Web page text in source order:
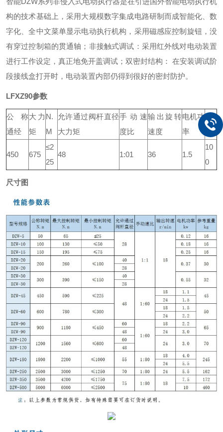
构的技术基础上，采用大规模数字集成电路研制而成智能化、数
字化、全中文菜单显示电动执行机构，采用磁感应控制旋钮，没
有穿过控制箱的贯通轴；非接触式调试：采用红外线对电动装置
进行工作设定，真正地免开盖调试；双密封结构： 在安装调试阶
段接线盒打开时，电动装置内部仍得到很好的密封防护。
LFXZ90参数
公称
通经
大力
矩
N.
M
允许通过阀杆直径
大力矩
手动速
度比
输出旋转
速度
电机功
率
重
量
450 675
≤2
25
48 1:01 36 1.5
10
0
尺寸图